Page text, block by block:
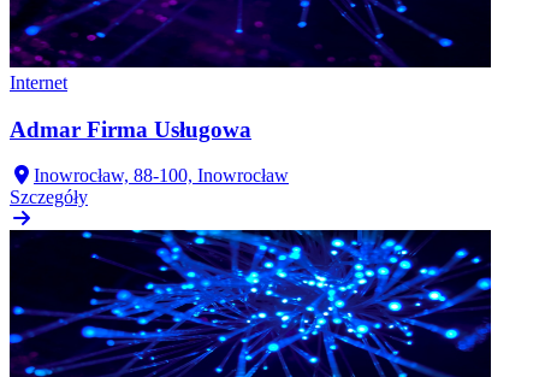
Internet
Admar Firma Usługowa
Inowrocław, 88-100, Inowrocław
Szczegóły